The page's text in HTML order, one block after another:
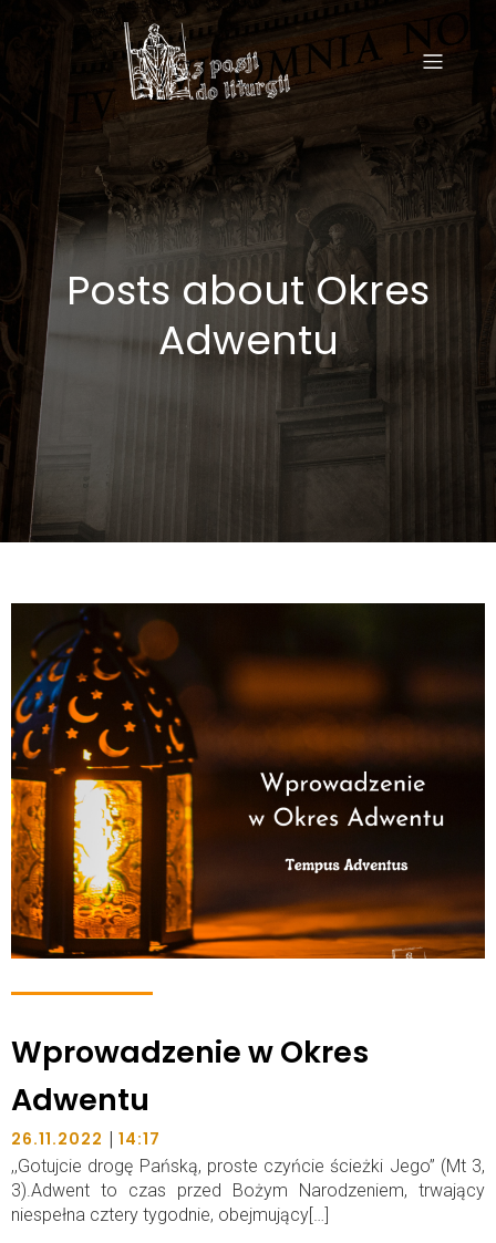
Posts about Okres
Adwentu
Wprowadzenie w Okres
Adwentu
26.11.2022 | 14:17
,,Gotujcie drogę Pańską, proste czyńcie ścieżki Jego” (Mt 3,
3).Adwent to czas przed Bożym Narodzeniem, trwający
niespełna cztery tygodnie, obejmujący[…]